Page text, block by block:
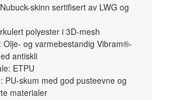
skinn sertifisert av LWG og
polyester i 3D-mesh
Olje- og varmebestandig Vibram®-
antiskli
ETPU
PU-skum med god pusteevne og
materialer